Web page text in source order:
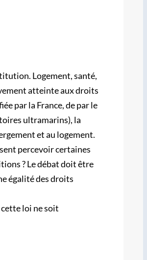
Logement, santé,
atteinte aux droits
par la France, de par le
ultramarins), la
et au logement.
percevoir certaines
? Le débat doit être
égalité des droits
loi ne soit